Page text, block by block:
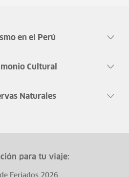
en el Perú
Cultural
Naturales
para tu viaje:
de Feriados 2026